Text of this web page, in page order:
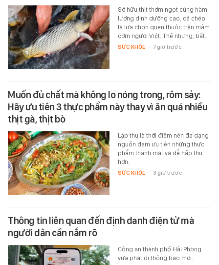
Sở hữu thịt thơm ngọt cùng hàm
lượng dinh dưỡng cao, cá chép
là lựa chọn quen thuộc trên mâm
cơm người Việt. Thế nhưng, bất…
SỨC KHỎE - 7 giờ trước
Muốn đủ chất mà không lo nóng trong, rôm sảy:
Hãy ưu tiên 3 thực phẩm này thay vì ăn quá nhiều
thịt gà, thịt bò
Lập thu là thời điểm nên đa dạng
nguồn đạm ưu tiên những thực
phẩm thanh mát và dễ hấp thu
hơn.
SỨC KHỎE - 3 giờ trước
Thông tin liên quan đến định danh điện tử mà
người dân cần nắm rõ
Công an thành phố Hải Phòng
vừa phát đi thông báo mới.